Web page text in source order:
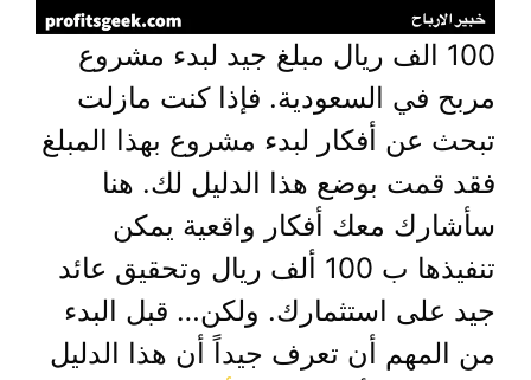
100 الف ريال مبلغ جيد لبدء مشروع
مربح في السعودية. فإذا كنت مازلت
تبحث عن أفكار لبدء مشروع بهذا المبلغ
فقد قمت بوضع هذا الدليل لك. هنا
سأشارك معك أفكار واقعية يمكن
تنفيذها ب 100 ألف ريال وتحقيق عائد
جيد على استثمارك. ولكن… قبل البدء
من المهم أن تعرف جيداً أن هذا الدليل